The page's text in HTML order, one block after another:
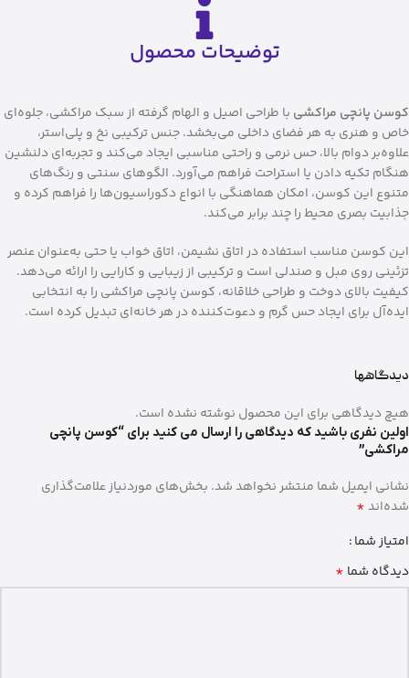
توضیحات محصول
کوسن پانچی مراکشی با طراحی اصیل و الهام گرفته از سبک مراکشی، جلوه‌ای
خاص و هنری به هر فضای داخلی می‌بخشد. جنس ترکیبی نخ و پلی‌استر،
علاوه‌بر دوام بالا، حس نرمی و راحتی مناسبی ایجاد می‌کند و تجربه‌ای دلنشین
هنگام تکیه دادن یا استراحت فراهم می‌آورد. الگوهای سنتی و رنگ‌های
متنوع این کوسن، امکان هماهنگی با انواع دکوراسیون‌ها را فراهم کرده و
جذابیت بصری محیط را چند برابر می‌کند.
این کوسن مناسب استفاده در اتاق نشیمن، اتاق خواب یا حتی به‌عنوان عنصر
تزئینی روی مبل و صندلی است و ترکیبی از زیبایی و کارایی را ارائه می‌دهد.
کیفیت بالای دوخت و طراحی خلاقانه، کوسن پانچی مراکشی را به انتخابی
ایده‌آل برای ایجاد حس گرم و دعوت‌کننده در هر خانه‌ای تبدیل کرده است.
دیدگاهها
هیچ دیدگاهی برای این محصول نوشته نشده است.
اولین نفری باشید که دیدگاهی را ارسال می کنید برای “کوسن پانچی
مراکشی”
نشانی ایمیل شما منتشر نخواهد شد. بخش‌های موردنیاز علامت‌گذاری
شده‌اند*
امتیاز شما
دیدگاه شما *